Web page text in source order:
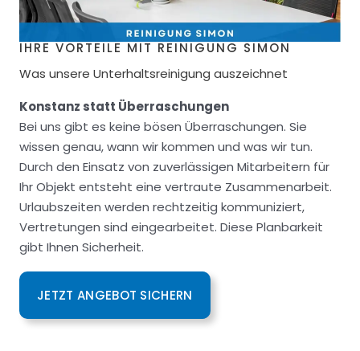
IHRE VORTEILE MIT REINIGUNG SIMON
Was unsere Unterhaltsreinigung auszeichnet
Konstanz statt Überraschungen
Bei uns gibt es keine bösen Überraschungen. Sie
wissen genau, wann wir kommen und was wir tun.
Durch den Einsatz von zuverlässigen Mitarbeitern für
Ihr Objekt entsteht eine vertraute Zusammenarbeit.
Urlaubszeiten werden rechtzeitig kommuniziert,
Vertretungen sind eingearbeitet. Diese Planbarkeit
gibt Ihnen Sicherheit.
JETZT ANGEBOT SICHERN